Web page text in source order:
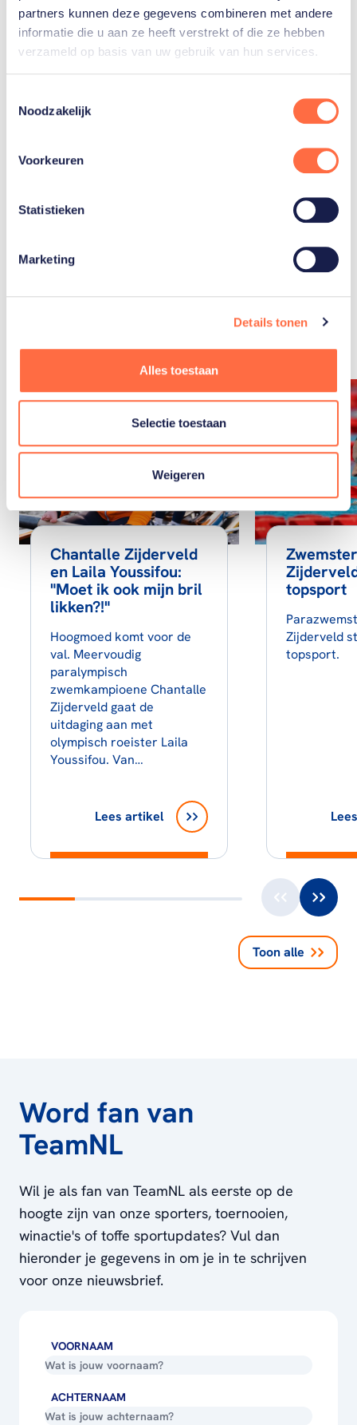
partners kunnen deze gegevens combineren met andere
informatie die u aan ze heeft verstrekt of die ze hebben
verzameld op basis van uw gebruik van hun services.
Noodzakelijk
Voorkeuren
Statistieken
Marketing
Details tonen
Alles toestaan
Selectie toestaan
Weigeren
3
Gerelateerde
Toon alle
Chantalle Zijderveld
en Laila Youssifou:
"Moet ik ook mijn bril
likken?!"
Hoogmoed komt voor de
val. Meervoudig
paralympisch
zwemkampioene Chantalle
Zijderveld gaat de
uitdaging aan met
olympisch roeister Laila
Youssifou. Van…
Lees artikel
topsport
Zijderveld
topsport.
Toon alle
Word fan van
TeamNL
Wil je als fan van TeamNL als eerste op de
hoogte zijn van onze sporters, toernooien,
winactie's of toffe sportupdates? Vul dan
hieronder je gegevens in om je in te schrijven
voor onze nieuwsbrief.
VOORNAAM
ACHTERNAAM